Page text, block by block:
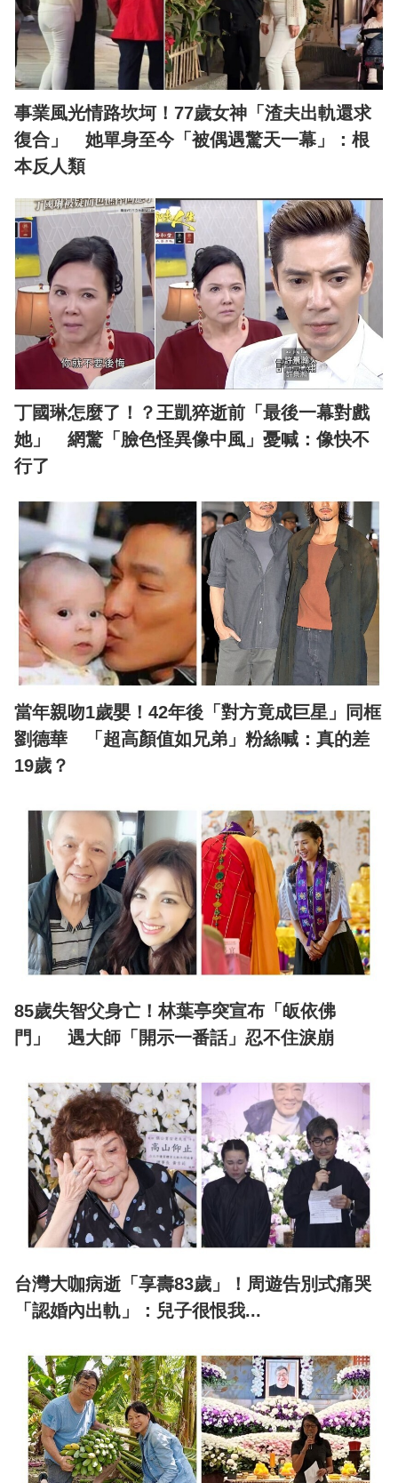
事業風光情路坎坷！77歲女神「渣夫出軌還求
復合」 她單身至今「被偶遇驚天一幕」：根
本反人類
丁國琳怎麼了！？王凱猝逝前「最後一幕對戲
她」 網驚「臉色怪異像中風」憂喊：像快不
行了
當年親吻1歲嬰！42年後「對方竟成巨星」同框
劉德華 「超高顏值如兄弟」粉絲喊：真的差
19歲？
85歲失智父身亡！林葉亭突宣布「皈依佛
門」 遇大師「開示一番話」忍不住淚崩
台灣大咖病逝「享壽83歲」！周遊告別式痛哭
「認婚內出軌」：兒子很恨我...